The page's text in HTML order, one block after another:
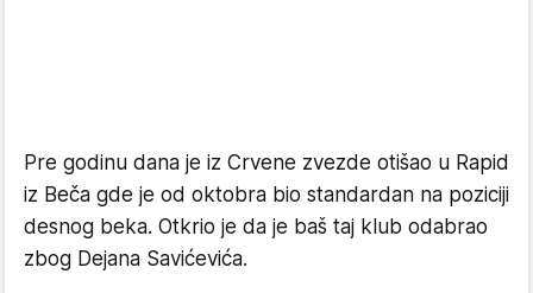
Pre godinu dana je iz Crvene zvezde otišao u Rapid
iz Beča gde je od oktobra bio standardan na poziciji
desnog beka. Otkrio je da je baš taj klub odabrao
zbog Dejana Savićevića.